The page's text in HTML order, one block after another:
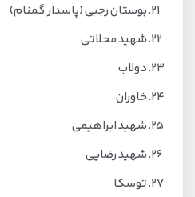
بوستان رجبی (پاسدار گمنام)
شهید محلاتی
دولاب
خاوران
شهید ابراهیمی
شهید رضایی
توسکا